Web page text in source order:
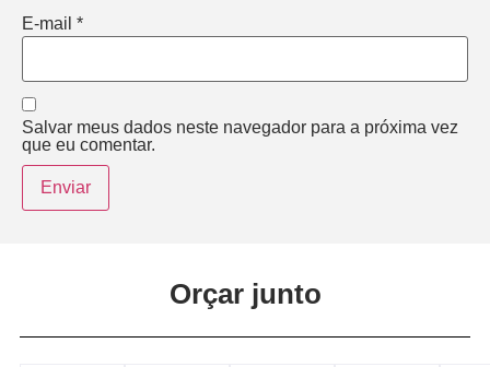
E-mail *
Salvar meus dados neste navegador para a próxima vez
que eu comentar.
Orçar junto